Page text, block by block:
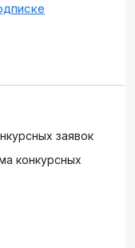
заявок
конкурсных